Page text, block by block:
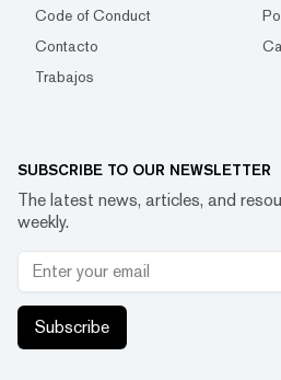
Code of Conduct
Contacto
Trabajos
SUBSCRIBE TO OUR NEWSLETTER
The latest news, articles, and
weekly.
Subscribe